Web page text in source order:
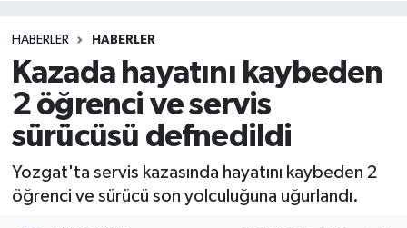
HABERLER HABERLER
Kazada hayatını kaybeden
2 öğrenci ve servis
sürücüsü defnedildi
Yozgat'ta servis kazasında hayatını kaybeden 2
öğrenci ve sürücü son yolculuğuna uğurlandı.
Son Dakika Haberleri
Haber Arşivi